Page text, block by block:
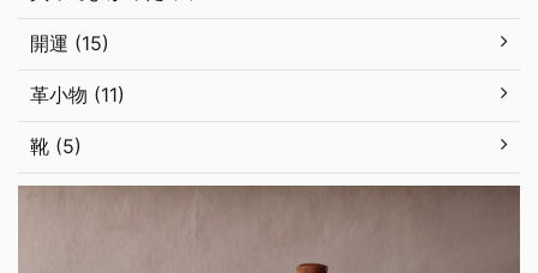
開運 (15)
革小物 (11)
靴 (5)